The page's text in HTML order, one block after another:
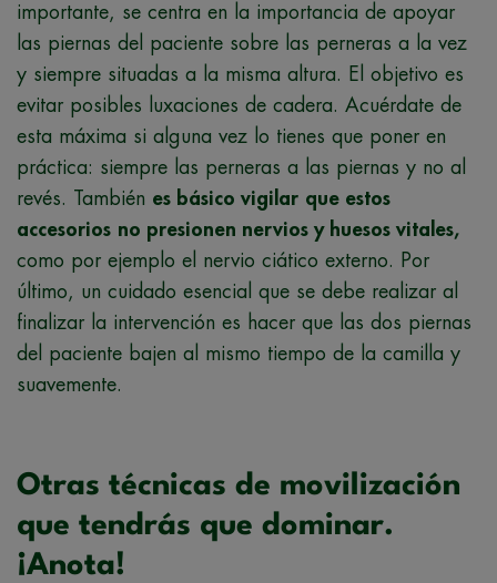
importante, se centra en la importancia de apoyar
las piernas del paciente sobre las perneras a la vez
y siempre situadas a la misma altura. El objetivo es
evitar posibles luxaciones de cadera. Acuérdate de
esta máxima si alguna vez lo tienes que poner en
práctica: siempre las perneras a las piernas y no al
revés. También es básico vigilar que estos
accesorios no presionen nervios y huesos vitales,
como por ejemplo el nervio ciático externo. Por
último, un cuidado esencial que se debe realizar al
finalizar la intervención es hacer que las dos piernas
del paciente bajen al mismo tiempo de la camilla y
suavemente.
Otras técnicas de movilización
que tendrás que dominar.
¡Anota!